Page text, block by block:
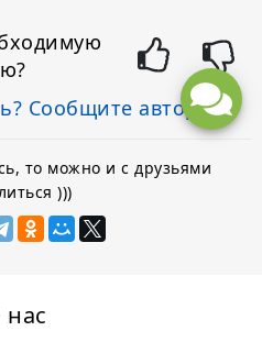
Сообщите автору.
то можно и с друзьями
)))